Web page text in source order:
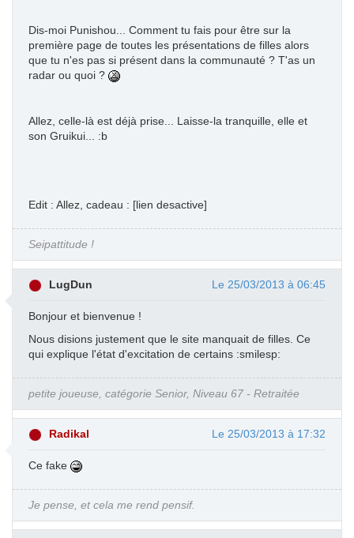
Dis-moi Punishou... Comment tu fais pour être sur la
première page de toutes les présentations de filles alors
que tu n'es pas si présent dans la communauté ? T'as un
radar ou quoi ?
Allez, celle-là est déjà prise... Laisse-la tranquille, elle et
son Gruikui... :b
Edit : Allez, cadeau : [lien desactive]
Seipattitude !
LugDun Le 25/03/2013 à 06:45
Bonjour et bienvenue !
Nous disions justement que le site manquait de filles. Ce
qui explique l'état d'excitation de certains :smilesp:
petite joueuse, catégorie Senior, Niveau 67 - Retraitée
Radikal Le 25/03/2013 à 17:32
Ce fake
Je pense, et cela me rend pensif.